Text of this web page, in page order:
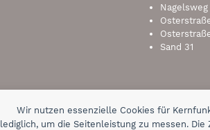
Wir nutzen essenzielle Cookies für
lediglich, um die Seitenleistung zu messen.
Nagelsweg
Sand 31